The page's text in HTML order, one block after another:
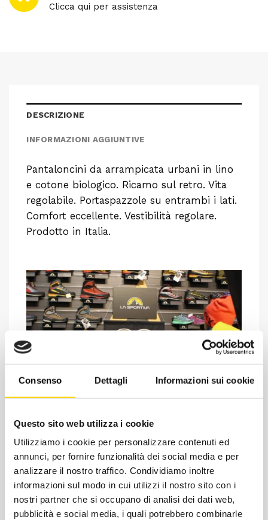
Consenso Dettagli Informazioni sui cookie
Questo sito web utilizza i cookie
Utilizziamo i cookie per personalizzare contenuti ed
annunci, per fornire funzionalità dei social media e per
analizzare il nostro traffico. Condividiamo inoltre
informazioni sul modo in cui utilizzi il nostro sito con i
nostri partner che si occupano di analisi dei dati web,
pubblicità e social media, i quali potrebbero combinarle
Clicca qui per assistenza
Davide di RRTrek
CONTATTA
DESCRIZIONE
INFORMAZIONI AGGIUNTIVE
Pantaloncini da arrampicata urbani in lino
e cotone biologico. Ricamo sul retro. Vita
regolabile. Portaspazzole su entrambi i lati.
Comfort eccellente. Vestibilità regolare.
Prodotto in Italia.